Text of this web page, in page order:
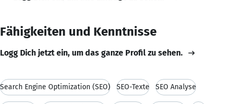
Fähigkeiten und Kenntnisse
Logg Dich jetzt ein, um das ganze Profil zu sehen.
Search Engine Optimization (SEO) SEO-Texte SEO Analyse